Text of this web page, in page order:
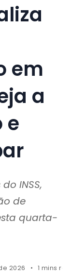
em
a
e
INSS,
de
quarta-
2026 1 mins